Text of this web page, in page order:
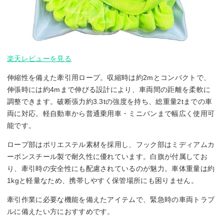
楽天レビューを見る
伸縮性を備えた牽引用ロープ。収縮時は約2mとコンパクトで、
伸張時には約4mまで伸びる設計により、車両間の距離を柔軟に
調整できます。破断張力約3.3tの強度を持ち、総重量2tまでの車
両に対応。軽自動車から普通乗用車・ミニバンまで幅広く使用可
能です。
ロープ部はポリエステル素材を採用し、フック部はミディアムカ
ーボンスチール製で耐久性に優れています。白旗が付属してお
り、牽引時の安全性にも配慮されているのが魅力。車体重量は約
1kgと軽量なため、携帯しやすく保管場所にも困りません。
牽引作業に必要な機能を備えたアイテムで、緊急時の車両トラブ
ルに備えたい方におすすめです。